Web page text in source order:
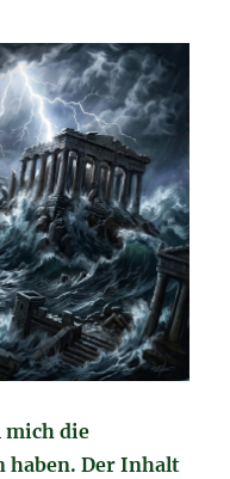
mich die
haben. Der Inhalt